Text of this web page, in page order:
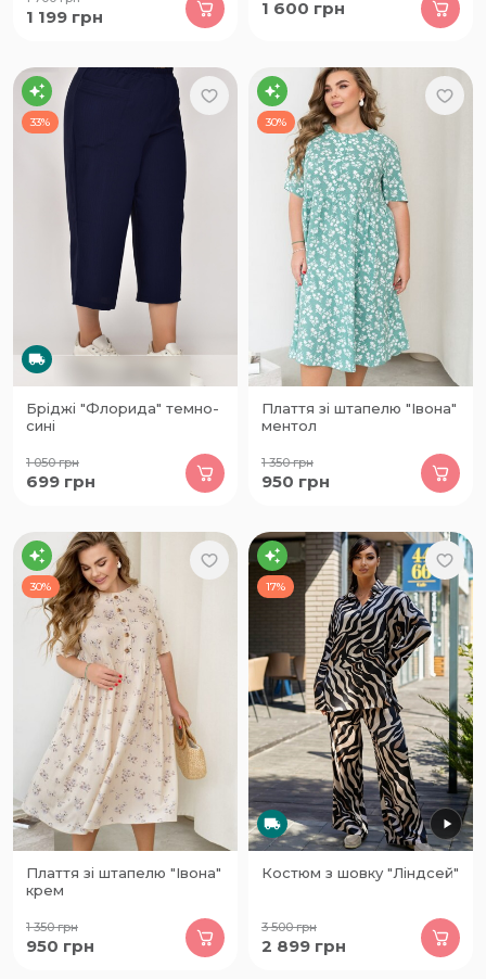
1 199 грн 1 600 грн
33%
Бріджі "Флорида" темно-
сині
1 050грн
699 грн
30%
Плаття зі штапелю "Івона"
ментол
1 350грн
950 грн
30%
Плаття зі штапелю "Івона"
крем
1 350грн
950 грн
17%
Костюм з шовку "Ліндсей"
3 500грн
2 899 грн